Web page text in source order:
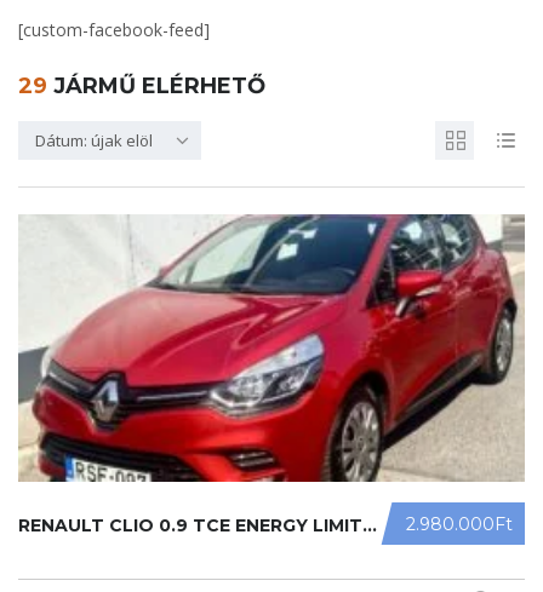
[custom-facebook-feed]
29 JÁRMŰ ELÉRHETŐ
Dátum: újak elöl
2.980.000Ft
RENAULT CLIO 0.9 TCE ENERGY LIMITED ...